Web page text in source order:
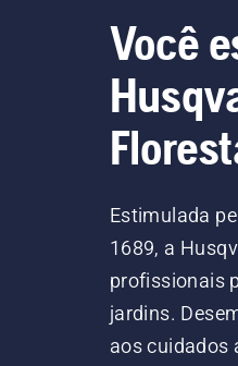
Você
Estimulada
1689, a
profissionais
jardins.
aos cuidados